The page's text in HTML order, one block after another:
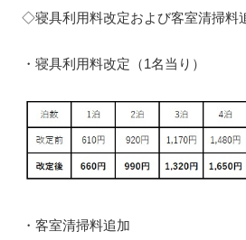
◇寝具利用料改定および客室清掃料
・寝具利用料改定（1名当り）
・客室清掃料追加